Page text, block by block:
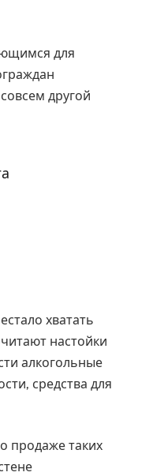
для
другой
хватать
настойки
алкогольные
средства для
продаже таких